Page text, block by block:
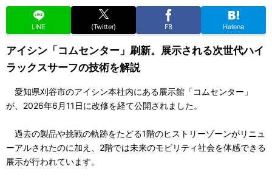
LINE (Twitter) FB Hatena
アイシン「コムセンター」刷新。展示される次世代ハイ
ラックスサーフの技術を解説
愛知県刈谷市のアイシン本社内にある展示館「コムセンター」
が、2026年6月11日に改修を経て公開されました。
過去の製品や挑戦の軌跡をたどる1階のヒストリーゾーンがリニュ
ーアルされたのに加え、2階では未来のモビリティ社会を体感できる
展示が行われています。